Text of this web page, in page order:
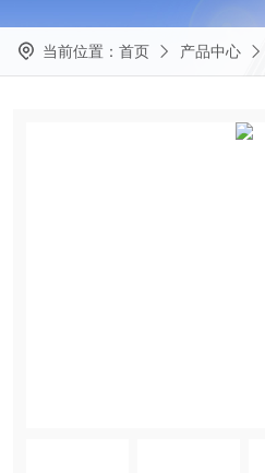
当前位置： 首页 产品中心